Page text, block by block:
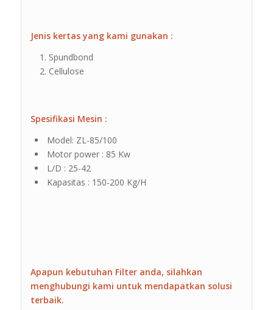
Jenis kertas yang kami gunakan :
Spundbond
Cellulose
Spesifikasi Mesin :
Model: ZL-85/100
Motor power : 85 Kw
L/D : 25-42
Kapasitas : 150-200 Kg/H
Apapun kebutuhan Filter anda, silahkan
menghubungi kami untuk mendapatkan solusi
terbaik.